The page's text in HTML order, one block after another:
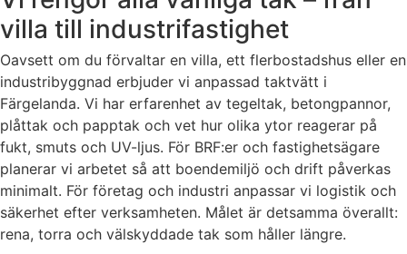
villa till industrifastighet
Oavsett om du förvaltar en villa, ett flerbostadshus eller en
industribyggnad erbjuder vi anpassad taktvätt i
Färgelanda. Vi har erfarenhet av tegeltak, betongpannor,
plåttak och papptak och vet hur olika ytor reagerar på
fukt, smuts och UV-ljus. För BRF:er och fastighetsägare
planerar vi arbetet så att boendemiljö och drift påverkas
minimalt. För företag och industri anpassar vi logistik och
säkerhet efter verksamheten. Målet är detsamma överallt:
rena, torra och välskyddade tak som håller längre.